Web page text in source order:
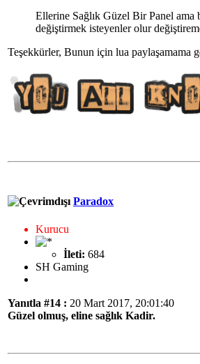
Ellerine Sağlık Güzel Bir Panel ama
değiştirmek isteyenler olur
Teşekkürler, Bunun için lua paylaşamama
Paradox
Kurucu
İleti: 684
SH Gaming
Yanıtla #14 : 20 Mart 2017, 20:01:40
Güzel olmuş, eline sağlık Kadir.